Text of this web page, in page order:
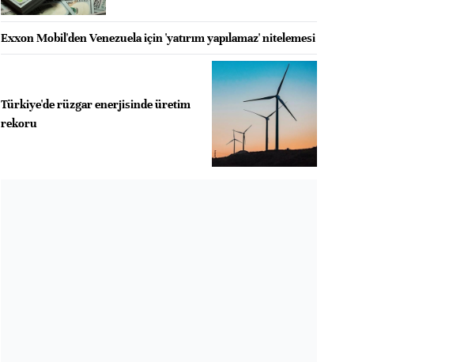
Exxon Mobil'den Venezuela için 'yatırım yapılamaz' nitelemesi
Türkiye'de rüzgar enerjisinde üretim
rekoru